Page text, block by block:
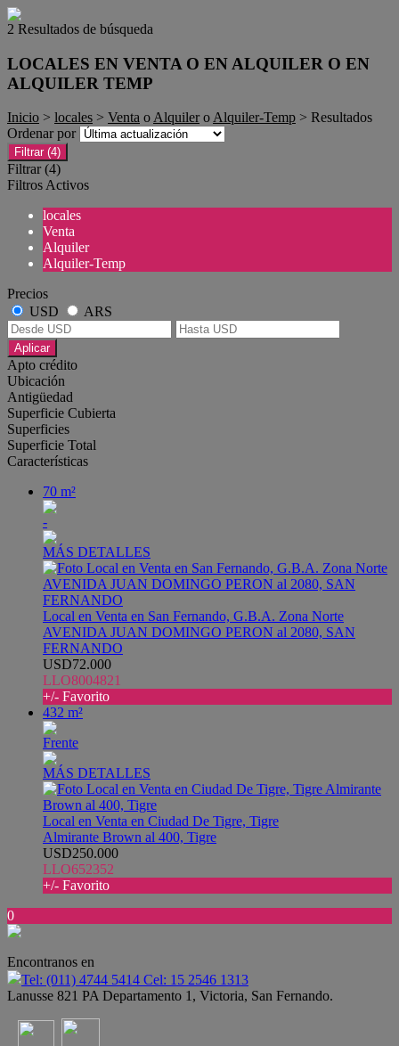
2 Resultados de búsqueda
LOCALES EN VENTA O EN ALQUILER O EN
ALQUILER TEMP
Inicio > locales > Venta oAlquileroAlquiler-Temp > Resultados
Ordenar por
Filtrar (4)
Filtrar (4)
Filtros Activos
locales
Venta
Alquiler
Alquiler-Temp
Precios
USD
ARS
Aplicar
Apto crédito
Ubicación
Antigüedad
Superficie Cubierta
Superficies
Superficie Total
Características
70 m²
-
MÁS DETALLES
Local en Venta en San Fernando, G.B.A. Zona Norte
AVENIDA JUAN DOMINGO PERON al 2080, SAN
FERNANDO
USD72.000
LLO8004821
+/- Favorito
432 m²
Frente
MÁS DETALLES
Local en Venta en Ciudad De Tigre, Tigre
Almirante Brown al 400, Tigre
USD250.000
LLO652352
+/- Favorito
0
Encontranos en
Tel: (011) 4744 5414 Cel: 15 2546 1313
Lanusse 821 PA Departamento 1, Victoria, San Fernando.